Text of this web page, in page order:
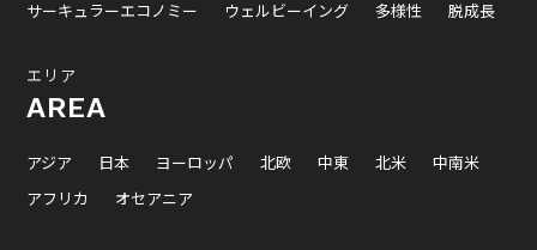
サーキュラーエコノミー
ウェルビーイング 多様性 脱成長
エリア
AREA
アジア 日本 ヨーロッパ 北欧 中東 北米
中南米
アフリカ
オセアニア